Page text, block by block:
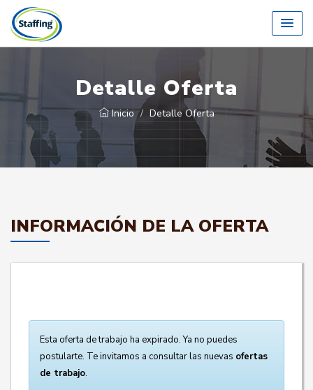
Detalle Oferta
Inicio Detalle Oferta
INFORMACIÓN DE LA OFERTA
Esta oferta de trabajo ha expirado. Ya no puedes
postularte. Te invitamos a consultar las nuevas ofertas
de trabajo.